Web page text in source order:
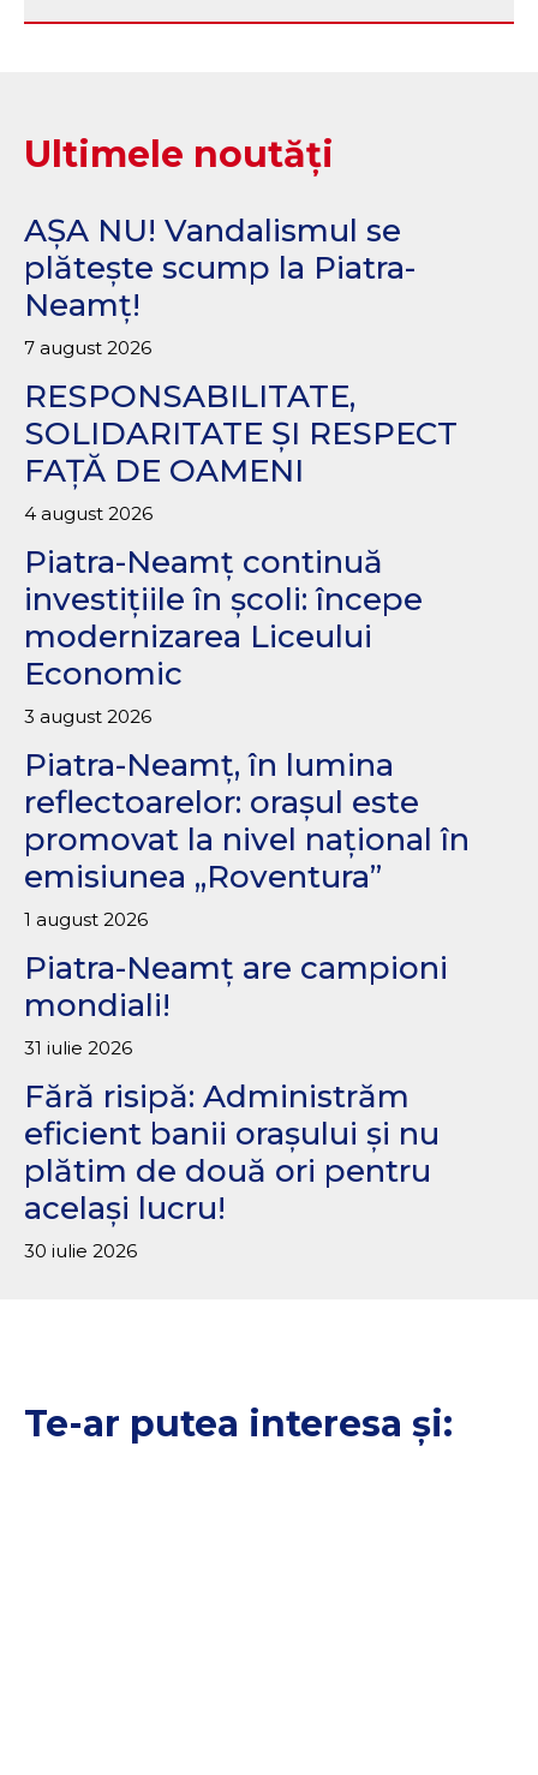
Ultimele noutăți
AȘA NU! Vandalismul se
plătește scump la Piatra-
Neamț!
7 august 2026
RESPONSABILITATE,
SOLIDARITATE ȘI RESPECT
FAȚĂ DE OAMENI
4 august 2026
Piatra-Neamț continuă
investițiile în școli: începe
modernizarea Liceului
Economic
3 august 2026
Piatra-Neamț, în lumina
reflectoarelor: orașul este
promovat la nivel național în
emisiunea „Roventura”
1 august 2026
Piatra-Neamț are campioni
mondiali!
31 iulie 2026
Fără risipă: Administrăm
eficient banii orașului și nu
plătim de două ori pentru
același lucru!
30 iulie 2026
Te-ar putea interesa și: